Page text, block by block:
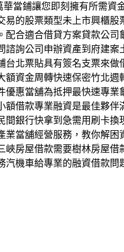
當鋪讓您即刻擁有所需
的股票類型未上市興櫃
合適合借貸方案貸款公
詢公司申辦資產到府建
北票貼具有簽名支票來
資金周轉快速保密竹北
惠當舖為抵押最快速專
借款專業融資是最佳夥
銀行快拿到急需用刷卡
當舖經營服務，教你解
房屋借款需要樹林房屋
機車給專業的融資借款問